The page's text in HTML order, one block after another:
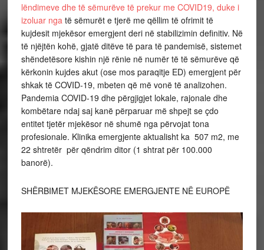
lëndimeve dhe të sëmurëve të prekur me COVID19, duke i
izoluar nga të sëmurët e tjerë me qëllim të ofrimit të
kujdesit mjekësor emergjent deri në stabilizimin definitiv. Në
të njëjtën kohë, gjatë ditëve të para të pandemisë, sistemet
shëndetësore kishin një rënie në numër të të sëmurëve që
kërkonin kujdes akut (ose mos paraqitje ED) emergjent për
shkak të COVID-19, mbeten që më vonë të analizohen.
Pandemia COVID-19 dhe përgjigjet lokale, rajonale dhe
kombëtare ndaj saj kanë përparuar më shpejt se çdo
entitet tjetër mjekësor në shumë nga përvojat tona
profesionale. Klinika emergjente aktualisht ka 507 m2, me
22 shtretër për qëndrim ditor (1 shtrat për 100.000
banorë).
SHËRBIMET MJEKËSORE EMERGJENTE NË EUROPË